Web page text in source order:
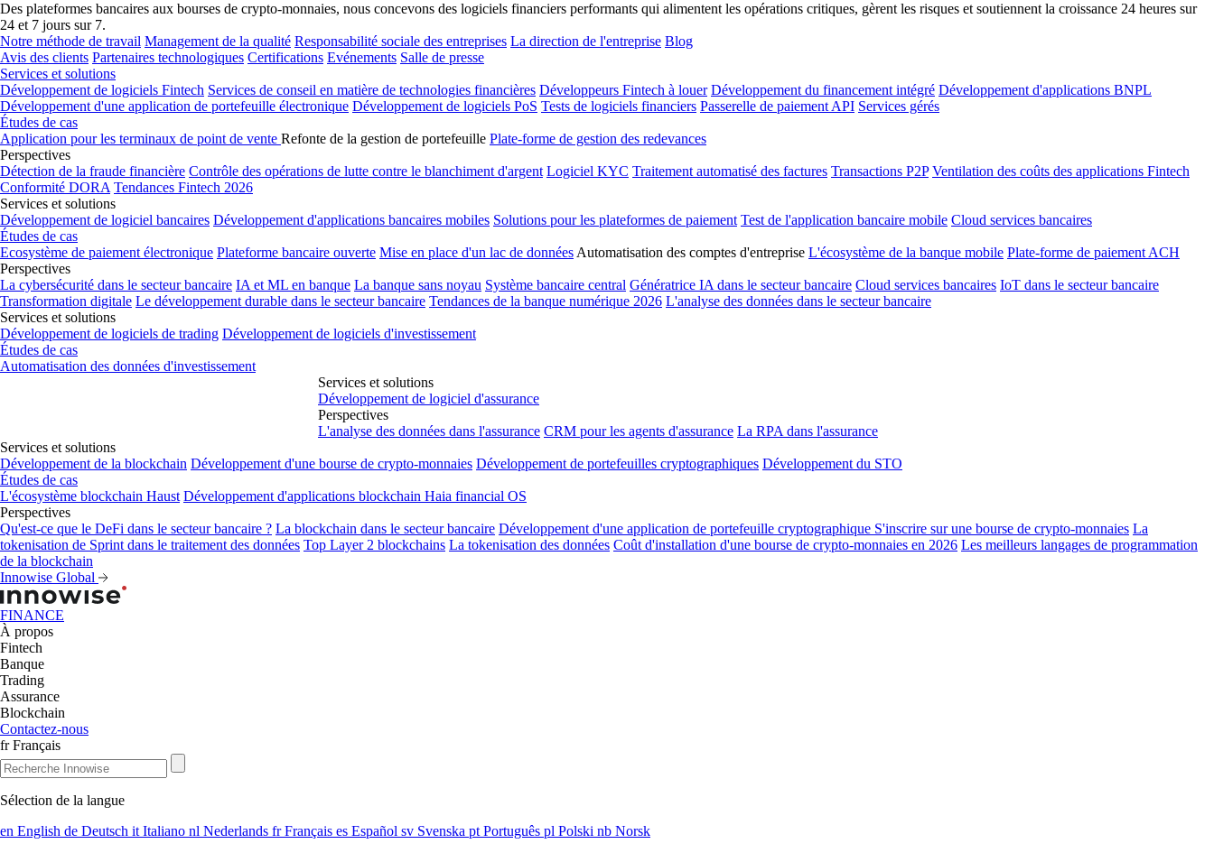
Des plateformes bancaires aux bourses de crypto-monnaies, nous concevons des logiciels financiers performants qui alimentent les opérations critiques, gèrent les risques et soutiennent la croissance 24 heures sur
24 et 7 jours sur 7.
Notre méthode de travail Management de la qualité Responsabilité sociale des entreprises La direction de l'entreprise Blog
Avis des clients Partenaires technologiques Certifications Evénements Salle de presse
Services et solutions
Développement de logiciels Fintech Services de conseil en matière de technologies financières Développeurs Fintech à louer Développement du financement intégré Développement d'applications BNPL
Développement d'une application de portefeuille électronique Développement de logiciels PoS Tests de logiciels financiers Passerelle de paiement API Services gérés
Études de cas
Application pour les terminaux de point de vente Refonte de la gestion de portefeuille Plate-forme de gestion des redevances
Perspectives
Détection de la fraude financière Contrôle des opérations de lutte contre le blanchiment d'argent Logiciel KYC Traitement automatisé des factures Transactions P2P Ventilation des coûts des applications Fintech
Conformité DORA Tendances Fintech 2026
Services et solutions
Développement de logiciel bancaires Développement d'applications bancaires mobiles Solutions pour les plateformes de paiement Test de l'application bancaire mobile Cloud services bancaires
Études de cas
Ecosystème de paiement électronique Plateforme bancaire ouverte Mise en place d'un lac de données Automatisation des comptes d'entreprise L'écosystème de la banque mobile Plate-forme de paiement ACH
Perspectives
La cybersécurité dans le secteur bancaire IA et ML en banque La banque sans noyau Système bancaire central Génératrice IA dans le secteur bancaire Cloud services bancaires IoT dans le secteur bancaire
Transformation digitale Le développement durable dans le secteur bancaire Tendances de la banque numérique 2026 L'analyse des données dans le secteur bancaire
Services et solutions
Développement de logiciels de trading Développement de logiciels d'investissement
Études de cas
Automatisation des données d'investissement
Services et solutions
Développement de logiciel d'assurance
Perspectives
L'analyse des données dans l'assurance CRM pour les agents d'assurance La RPA dans l'assurance
Services et solutions
Développement de la blockchain Développement d'une bourse de crypto-monnaies Développement de portefeuilles cryptographiques Développement du STO
Études de cas
L'écosystème blockchain Haust Développement d'applications blockchain Haia financial OS
Perspectives
Qu'est-ce que le DeFi dans le secteur bancaire ? La blockchain dans le secteur bancaire Développement d'une application de portefeuille cryptographique S'inscrire sur une bourse de crypto-monnaies La
tokenisation de Sprint dans le traitement des données Top Layer 2 blockchains La tokenisation des données Coût d'installation d'une bourse de crypto-monnaies en 2026 Les meilleurs langages de programmation
de la blockchain
Innowise Global
FINANCE
À propos
Fintech
Banque
Trading
Assurance
Blockchain
Contactez-nous
fr Français
Sélection de la langue
en English de Deutsch it Italiano nl Nederlands frFrançais es Español sv Svenska pt Português pl Polski nb Norsk